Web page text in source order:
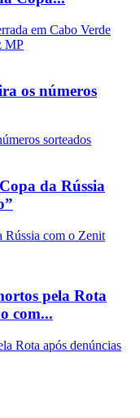
os números
da Rússia
pela Rota
com...